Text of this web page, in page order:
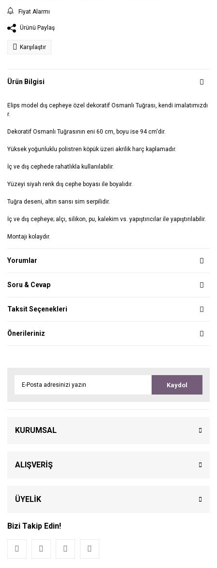
Fiyat Alarmı
Ürünü Paylaş
Karşılaştır
Ürün Bilgisi
Elips model dış cepheye özel dekoratif Osmanlı Tuğrası, kendi imalatımızdı
r.
Dekoratif Osmanlı Tuğrasının eni 60 cm, boyu ise 94 cm'dir.
Yüksek yoğunluklu polistren köpük üzeri akrilik harç kaplamadır.
İç ve dış cephede rahatlıkla kullanılabilir.
Yüzeyi siyah renk dış cephe boyası ile boyalıdır.
Tuğra deseni, altın sarısı sim serpilidir.
İç ve dış cepheye; alçı, silikon, pu, kalekim vs. yapıştırıcılar ile yapıştırılabilir.
Montajı kolaydır.
Yorumlar
Soru & Cevap
Taksit Seçenekleri
Önerileriniz
Kaydol
KURUMSAL
ALIŞVERİŞ
ÜYELİK
Bizi Takip Edin!